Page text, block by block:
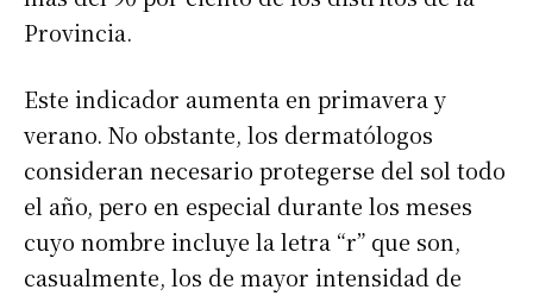
Provincia.
Este indicador aumenta en primavera y
verano. No obstante, los dermatólogos
consideran necesario protegerse del sol todo
el año, pero en especial durante los meses
cuyo nombre incluye la letra “r” que son,
casualmente, los de mayor intensidad de